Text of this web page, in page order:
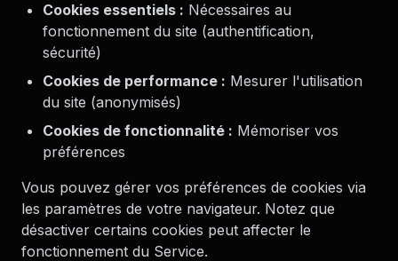
Cookies essentiels : Nécessaires au
fonctionnement du site (authentification,
sécurité)
Cookies de performance : Mesurer l'utilisation
du site (anonymisés)
Cookies de fonctionnalité : Mémoriser vos
préférences
Vous pouvez gérer vos préférences de cookies via
les paramètres de votre navigateur. Notez que
désactiver certains cookies peut affecter le
fonctionnement du Service.